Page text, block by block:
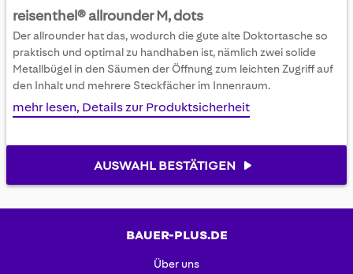
beginning
of
the
images
gallery
reisenthel® allrounder M, dots
Der allrounder hat das, wodurch die gute alte Doktortasche so
praktisch und optimal zu handhaben ist, nämlich zwei solide
Metallbügel in den Säumen der Öffnung zum leichten Zugriff auf
den Inhalt und mehrere Steckfächer im Innenraum.
mehr lesen, Details zur Produktsicherheit
AUSWAHL BESTÄTIGEN
BAUER-PLUS.DE
Über uns